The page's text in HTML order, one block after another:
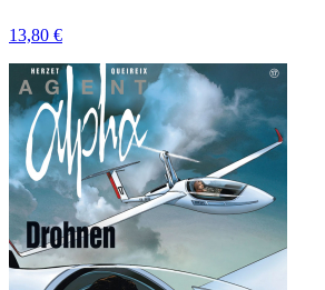
13,80 €